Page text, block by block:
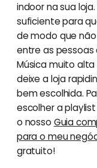
indoor na sua
suficiente para
de modo que
entre as
Música muito
deixe a loja
bem escolhida.
escolher a
o nosso Guia
para o meu
gratuito!